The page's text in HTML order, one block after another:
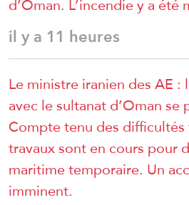
il y a 11 heures
Le ministre iranien des AE
avec le sultanat d’Oman se
Compte tenu des
travaux sont en cours pour
maritime temporaire. Un
imminent.